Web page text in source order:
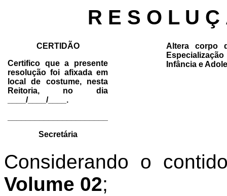
R E S O L U Ç
CERTIDÃO
Certifico que a presente
resolução foi afixada em
local de costume, nesta
Reitoria, no dia
____/____/____.
Secretária
Altera corpo
Infância e
Considerando o
Volume 02;